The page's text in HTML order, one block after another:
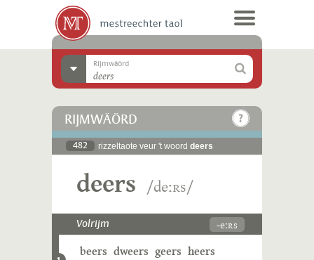
Rijmwäörd
RIJMWÄÖRD
482 rizzeltaote veur 't woord deers
deers /deːʀs/
Volrijm -eːʀs
beers dweers geers heers